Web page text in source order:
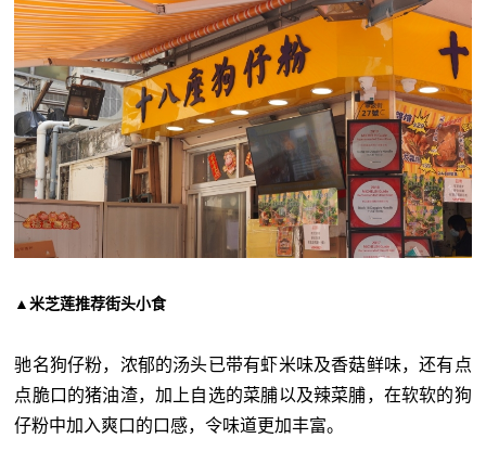
▲米芝莲推荐街头小食
驰名狗仔粉，浓郁的汤头已带有虾米味及香菇鲜味，还有点
点脆口的猪油渣，加上自选的菜脯以及辣菜脯，在软软的狗
仔粉中加入爽口的口感，令味道更加丰富。